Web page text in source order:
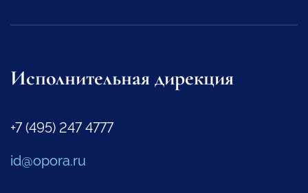
Исполнительная дирекция
+7 (495) 247 4777
id@opora.ru